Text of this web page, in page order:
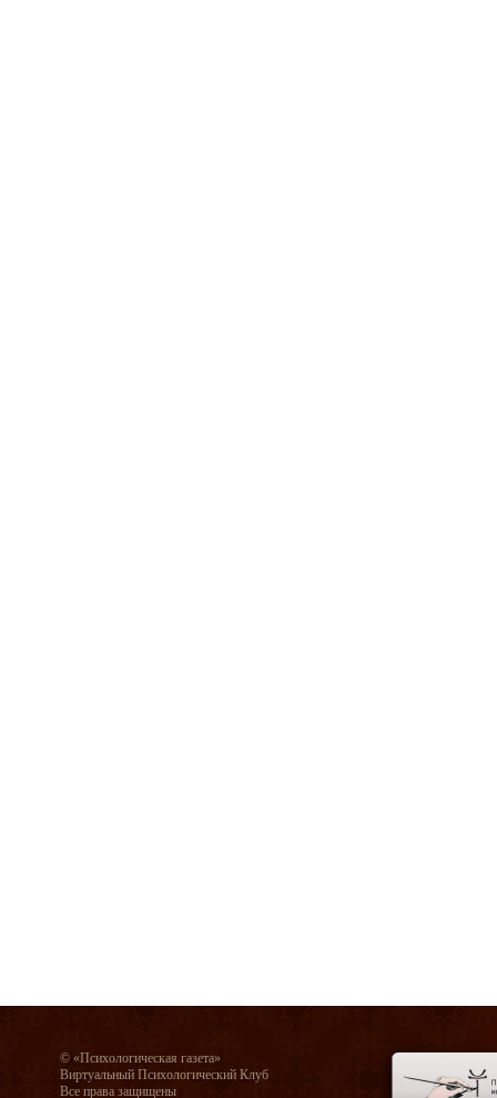
© «Психологическая газета»
Виртуальный Психологический Клуб
Все права защищены